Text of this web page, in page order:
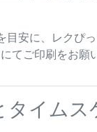
目安に、レクぴ
てご印刷をお願
タイムス